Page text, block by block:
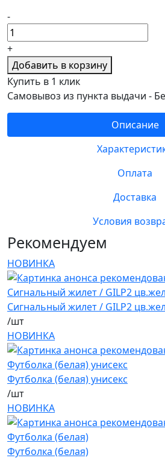
-
+
Добавить в корзину
Купить в 1 клик
Самовывоз из пункта выдачи -
Описание
Оплата
Доставка
Условия
Рекомендуем
НОВИНКА
Сигнальный жилет / GILP2
/шт
НОВИНКА
Футболка (белая) унисекс
/шт
НОВИНКА
Футболка (белая)